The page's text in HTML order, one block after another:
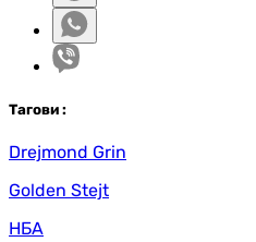
Тагови :
Drejmond Grin
Golden Stejt
НБА